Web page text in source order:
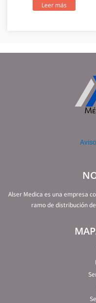
Leer más
Alser Medica es una empresa
ramo de distribución